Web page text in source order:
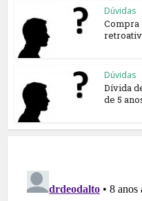
Dúvidas
Compra
Dúvidas
Dívida
de 5